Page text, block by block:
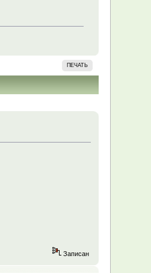
ПЕЧАТЬ
Записан